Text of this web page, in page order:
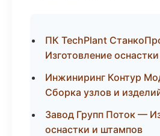
ПК TechPlant
Изготовление
Инжиниринг Контур
Сборка узлов и
Завод Групп Поток —
оснастки и штампов